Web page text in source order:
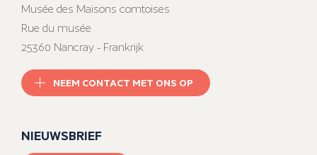
Musée des Maisons comtoises
Rue du musée
25360 Nancray - Frankrijk
NEEM CONTACT MET ONS OP
NIEUWSBRIEF